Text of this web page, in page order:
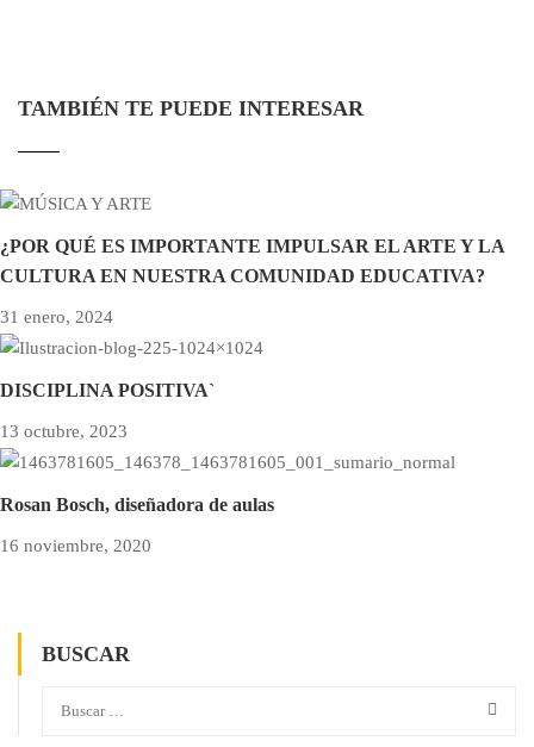
TAMBIÉN TE PUEDE INTERESAR
¿POR QUÉ ES IMPORTANTE IMPULSAR EL ARTE Y LA
CULTURA EN NUESTRA COMUNIDAD EDUCATIVA?
31 enero, 2024
DISCIPLINA POSITIVA`
13 octubre, 2023
Rosan Bosch, diseñadora de aulas
16 noviembre, 2020
BUSCAR